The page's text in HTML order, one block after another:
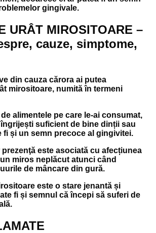
gingivale.
URÂT MIROSITOARE –
cauze, simptome,
din cauza cărora ai putea
mirositoare, numită în termeni
alimentele pe care le-ai consumat,
suficient de bine dinții sau
fi și un semn precoce al gingivitei.
prezenţă este asociată cu afecțiunea
miros neplăcut atunci când
de mâncare din gură.
este o stare jenantă și
fi și semnul că începi să suferi de